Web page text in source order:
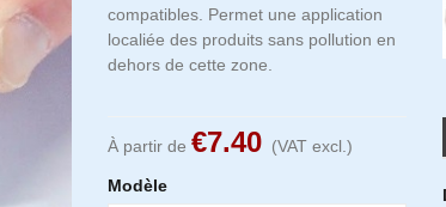
compatibles. Permet une application
localiée des produits sans pollution en
dehors de cette zone.
À partir de €7.40 (VAT excl.)
Modèle